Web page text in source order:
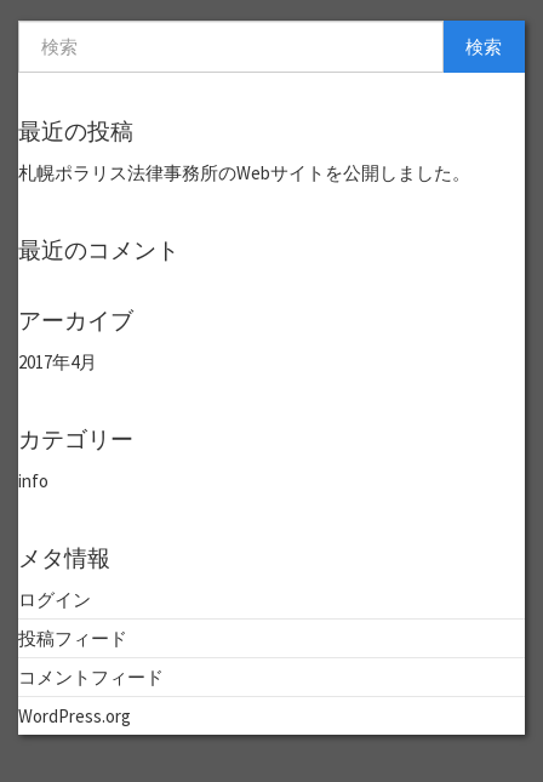
検索
最近の投稿
札幌ポラリス法律事務所のWebサイトを公開しました。
最近のコメント
アーカイブ
2017年4月
カテゴリー
info
メタ情報
ログイン
投稿フィード
コメントフィード
WordPress.org